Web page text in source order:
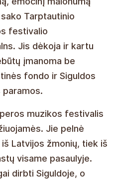
Tarptautinio
festivalio
Jis dėkoja ir kartu
įmanoma be
fondo ir Siguldos
muzikos festivalis
Jie pelnė
Latvijos žmonių, tiek iš
visame pasaulyje.
dirbti Siguldoje, o